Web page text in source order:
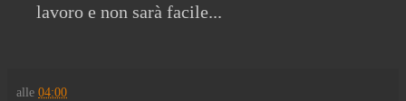
lavoro e non sarà facile...
alle 04:00